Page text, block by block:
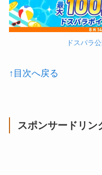
ドスパラ
↑目次へ戻る
スポンサードリン